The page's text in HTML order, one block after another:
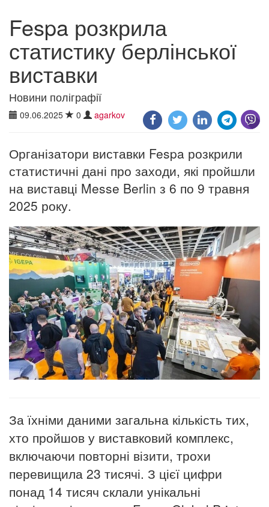
Fespa розкрила
статистику берлінської
виставки
Новини поліграфії
09.06.2025 0 agarkov
Організатори виставки Fespa розкрили
статистичні дані про заходи, які пройшли
на виставці Messe Berlin з 6 по 9 травня
2025 року.
За їхніми даними загальна кількість тих,
хто пройшов у виставковий комплекс,
включаючи повторні візити, трохи
перевищила 23 тисячі. З цієї цифри
понад 14 тисяч склали унікальні